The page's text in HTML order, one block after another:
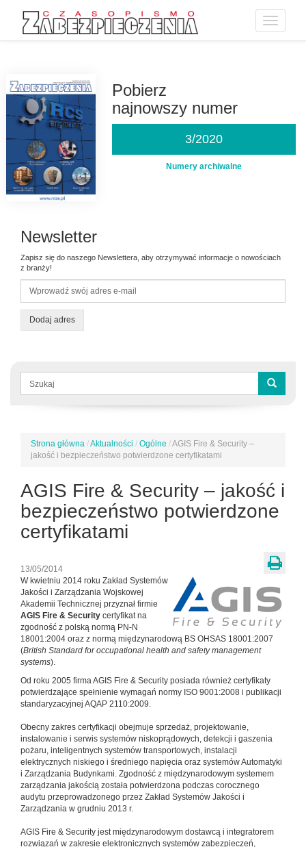
Toggle
Pobierz
najnowszy numer
3/2020
Numery archiwalne
Newsletter
Zapisz się do naszego Newslettera, aby otrzymywać informacje o nowościach
z branży!
Dodaj adres
Formularz
wyszukiwania
Jesteś
tutaj
Strona główna /Aktualności / Ogólne /AGIS Fire & Security –
jakość i bezpieczeństwo potwierdzone certyfikatami
AGIS Fire & Security – jakość i
bezpieczeństwo potwierdzone
certyfikatami
13/05/2014
W kwietniu 2014 roku Zakład Systemów
Jakości i Zarządzania Wojskowej
Akademii Technicznej przyznał firmie
AGIS Fire & Security certyfikat na
zgodność z polską normą PN-N
18001:2004 oraz z normą międzynarodową BS OHSAS 18001:2007
(British Standard for occupational health and safety management
systems).
Od roku 2005 firma AGIS Fire & Security posiada również certyfikaty
potwierdzające spełnienie wymagań normy ISO 9001:2008 i publikacji
standaryzacyjnej AQAP 2110:2009.
Obecny zakres certyfikacji obejmuje sprzedaż, projektowanie,
instalowanie i serwis systemów niskoprądowych, detekcji i gaszenia
pożaru, inteligentnych systemów transportowych, instalacji
elektrycznych niskiego i średniego napięcia oraz systemów Automatyki
i Zarządzania Budynkami. Zgodność z międzynarodowym systemem
zarządzania jakością została potwierdzona podczas corocznego
audytu przeprowadzonego przez Zakład Systemów Jakości i
Zarządzania w grudniu 2013 r.
AGIS Fire & Security jest międzynarodowym dostawcą i integratorem
rozwiązań w zakresie elektronicznych systemów zabezpieczeń,